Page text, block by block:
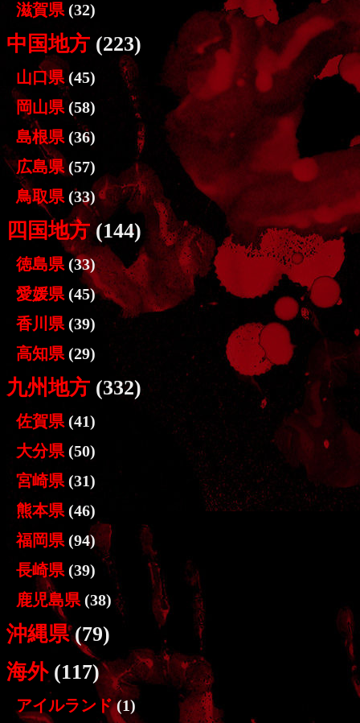
滋賀県 (32)
中国地方 (223)
山口県 (45)
岡山県 (58)
島根県 (36)
広島県(57)
鳥取県 (33)
四国地方(144)
徳島県 (33)
愛媛県 (45)
香川県 (39)
高知県 (29)
九州地方 (332)
佐賀県 (41)
大分県 (50)
宮崎県 (31)
熊本県 (46)
福岡県 (94)
長崎県 (39)
鹿児島県 (38)
沖縄県(79)
海外(117)
アイルランド(1)